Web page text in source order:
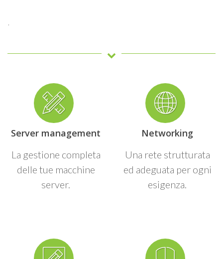
.
Server management
La gestione completa
delle tue macchine
server.
Networking
Una rete strutturata
ed adeguata per ogni
esigenza.